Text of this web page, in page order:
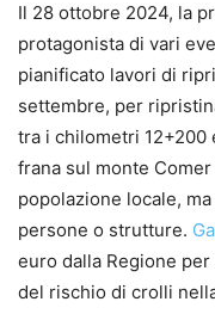
Il 28 ottobre 2024, la
protagonista di vari
pianificato lavori di
settembre, per
tra i chilometri 12+200
frana sul monte
popolazione locale,
persone o strutture.
euro dalla Regione
del rischio di crolli